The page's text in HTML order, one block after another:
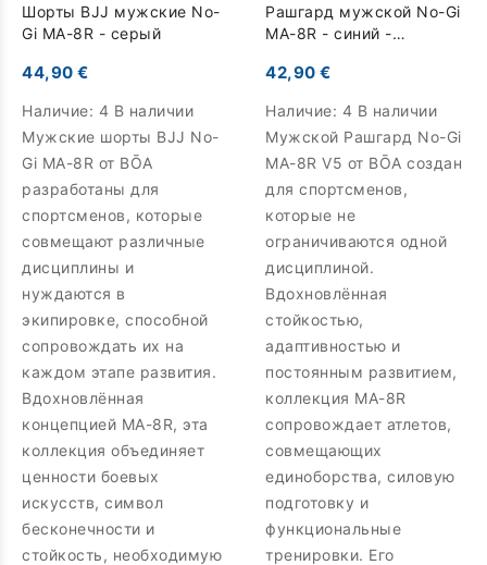
Шорты BJJ мужские No-
Gi MA-8R - серый
44,90 €
Наличие: 4 В наличии
Мужские шорты BJJ No-
Gi MA-8R от BŌA
разработаны для
спортсменов, которые
совмещают различные
дисциплины и
нуждаются в
экипировке, способной
сопровождать их на
каждом этапе развития.
Вдохновлённая
концепцией MA-8R, эта
коллекция объединяет
ценности боевых
искусств, символ
бесконечности и
стойкость, необходимую
Рашгард мужской No-Gi
MA-8R - синий -
42,90 €
Наличие: 4 В наличии
Мужской Рашгард No-Gi
MA-8R V5 от BŌA создан
для спортсменов,
которые не
ограничиваются одной
дисциплиной.
Вдохновлённая
стойкостью,
адаптивностью и
постоянным развитием,
коллекция MA-8R
сопровождает атлетов,
совмещающих
единоборства, силовую
подготовку и
функциональные
тренировки. Его